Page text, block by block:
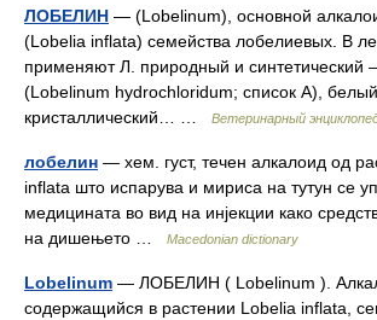
ЛОБЕЛИН — (Lobelinum), основной
(Lobelia inflata) семейства лобелиевых. В
применяют Л. природный и синтетический
(Lobelinum hydrochloridum; список А),
кристаллический… …
Ветеринарный
лобелин — хем. густ, течен алкалоид од
inflata што испарува и мириса на тутун се
медицината во вид на инјекции како
на дишењето …
Macedonian dictionary
Lobelinum — ЛОБЕЛИН ( Lobelinum ).
содержащийся в растении Lоbelia inflata,